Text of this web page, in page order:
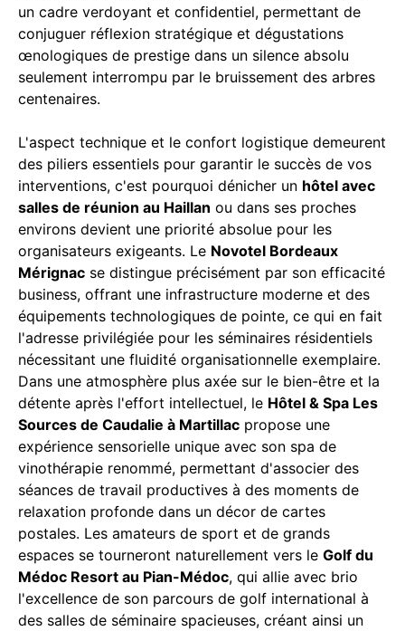
un cadre verdoyant et confidentiel, permettant de
conjuguer réflexion stratégique et dégustations
œnologiques de prestige dans un silence absolu
seulement interrompu par le bruissement des arbres
centenaires.
L'aspect technique et le confort logistique demeurent
des piliers essentiels pour garantir le succès de vos
interventions, c'est pourquoi dénicher un hôtel avec
salles de réunion au Haillan ou dans ses proches
environs devient une priorité absolue pour les
organisateurs exigeants. Le Novotel Bordeaux
Mérignac se distingue précisément par son efficacité
business, offrant une infrastructure moderne et des
équipements technologiques de pointe, ce qui en fait
l'adresse privilégiée pour les séminaires résidentiels
nécessitant une fluidité organisationnelle exemplaire.
Dans une atmosphère plus axée sur le bien-être et la
détente après l'effort intellectuel, le Hôtel & Spa Les
Sources de Caudalie à Martillac propose une
expérience sensorielle unique avec son spa de
vinothérapie renommé, permettant d'associer des
séances de travail productives à des moments de
relaxation profonde dans un décor de cartes
postales. Les amateurs de sport et de grands
espaces se tourneront naturellement vers le Golf du
Médoc Resort au Pian-Médoc, qui allie avec brio
l'excellence de son parcours de golf international à
des salles de séminaire spacieuses, créant ainsi un